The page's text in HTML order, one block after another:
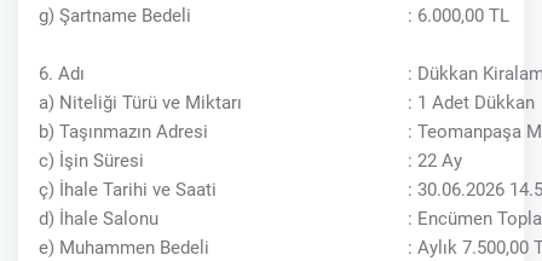
g) Şartname Bedeli
: 6.000,00 TL
6. Adı
: Dükkan
a) Niteliği Türü ve Miktarı
: 1 Adet Dükkan
b) Taşınmazın Adresi
: Teomanpaşa
c) İşin Süresi
: 22 Ay
ç) İhale Tarihi ve Saati
: 30.06.2026
d) İhale Salonu
: Encümen
e) Muhammen Bedeli
: Aylık 7.500,00